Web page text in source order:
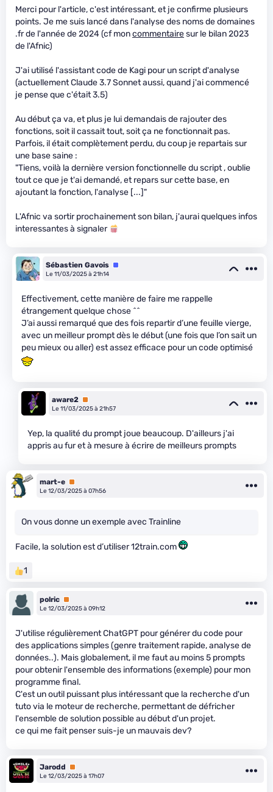
Merci pour l'article, c'est intéressant, et je confirme plusieurs
points. Je me suis lancé dans l'analyse des noms de domaines
.fr de l'année de 2024 (cf moncommentairesur le bilan 2023
de l'Afnic)
J'ai utilisé l'assistant code de Kagi pour un script d'analyse
(actuellement Claude 3.7 Sonnet aussi, quand j'ai commencé
je pense que c'était 3.5)
Au début ça va, et plus je lui demandais de rajouter des
fonctions, soit il cassait tout, soit ça ne fonctionnait pas.
Parfois, il était complètement perdu, du coup je repartais sur
une base saine :
"Tiens, voilà la dernière version fonctionnelle du script , oublie
tout ce que je t'ai demandé, et repars sur cette base, en
ajoutant la fonction, l'analyse [...]"
L'Afnic va sortir prochainement son bilan, j'aurai quelques infos
interessantes à signaler
Sébastien Gavois Équipe
Le 11/03/2025 à 21h14
Effectivement, cette manière de faire me rappelle
étrangement quelque chose ^^
J’ai aussi remarqué que des fois repartir d’une feuille vierge,
avec un meilleur prompt dès le début (une fois que l’on sait un
peu mieux ou aller) est assez efficace pour un code optimisé
aware2 Premium
Le 11/03/2025 à 21h57
Yep, la qualité du prompt joue beaucoup. D'ailleurs j'ai
appris au fur et à mesure à écrire de meilleurs prompts
mart-e Premium
Le 12/03/2025 à 07h56
On vous donne un exemple avec Trainline
Facile, la solution est d’utiliser 12train.com
1
polric Premium
Le 12/03/2025 à 09h12
J'utilise régulièrement ChatGPT pour générer du code pour
des applications simples (genre traitement rapide, analyse de
données..). Mais globalement, il me faut au moins 5 prompts
pour obtenir l'ensemble des informations (exemple) pour mon
programme final.
C'est un outil puissant plus intéressant que la recherche d'un
tuto via le moteur de recherche, permettant de défricher
l'ensemble de solution possible au début d'un projet.
ce qui me fait penser suis-je un mauvais dev?
Jarodd
Premium
Le 12/03/2025 à 17h07